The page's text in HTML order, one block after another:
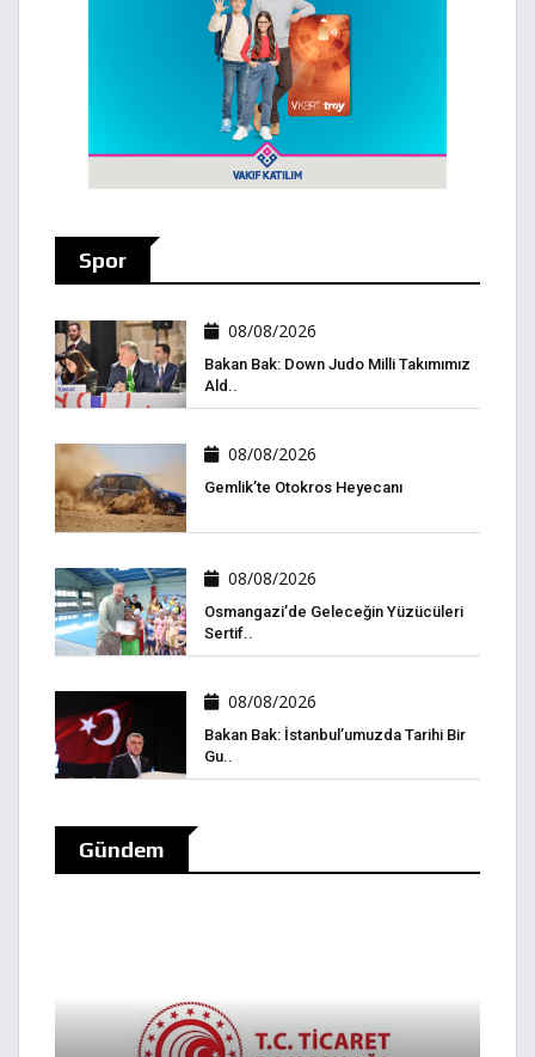
Spor
08/08/2026
Bakan Bak: Down Judo Milli Takımımız
Ald..
08/08/2026
Gemlik’te Otokros Heyecanı
08/08/2026
Osmangazi’de Geleceğin Yüzücüleri
Sertif..
08/08/2026
Bakan Bak: İstanbul’umuzda Tarihi Bir
Gu..
Gündem